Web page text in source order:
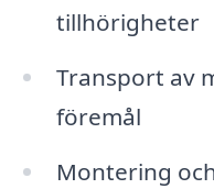
tillhörigheter
Transport av
föremål
Montering